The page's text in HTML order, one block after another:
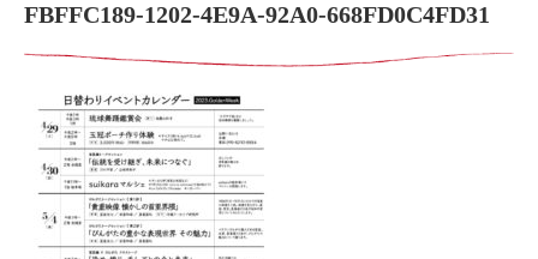
FBFFC189-1202-4E9A-92A0-668FD0C4FD31